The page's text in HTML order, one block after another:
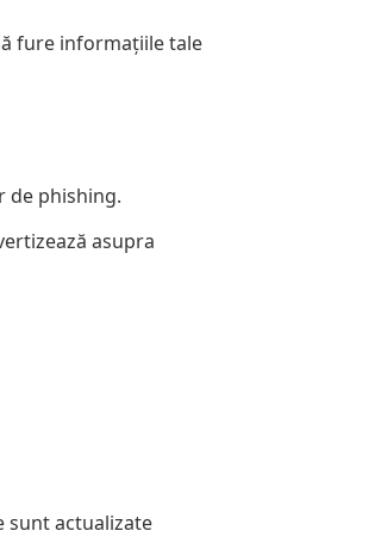
fure informațiile tale
de phishing.
asupra
sunt actualizate